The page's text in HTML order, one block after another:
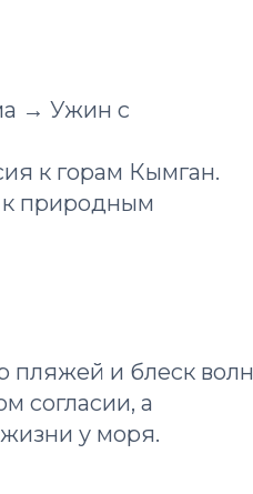
→ Ужин с
к горам Кымган.
природным
пляжей и блеск волн
согласии, а
у моря.